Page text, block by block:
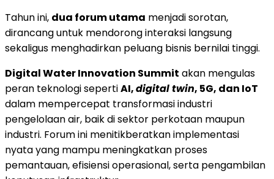
Tahun ini, dua forum utama menjadi sorotan,
dirancang untuk mendorong interaksi langsung
sekaligus menghadirkan peluang bisnis bernilai tinggi.
Digital Water Innovation Summit akan mengulas
peran teknologi sepertiAI,digital twin, 5G, dan IoT
dalam mempercepat transformasi industri
pengelolaan air, baik di sektor perkotaan maupun
industri. Forum ini menitikberatkan implementasi
nyata yang mampu meningkatkan proses
pemantauan, efisiensi operasional, serta pengambilan